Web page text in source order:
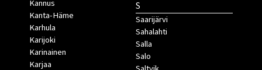
Kannus
Kanta-Häme
Karhula
Karijoki
Karinainen
Karjaa
S
Saarijärvi
Sahalahti
Salla
Salo